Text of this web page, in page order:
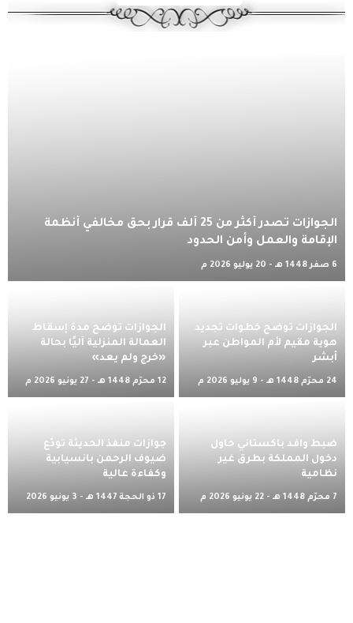
الجوازات تصدر أكثر من 25 ألف قرار بحق مخالفي أنظمة
الإقامة والعمل وأمن الحدود
6 صفر 1448 هـ - 20 يوليو 2026 م
الجوازات توضح خطوات تجديد
هوية مقيم لأم المواطن عبر
أبشر
24 محرّم 1448 هـ - 9 يوليو 2026 م
الجوازات توضح مدة إسقاط
العمالة المنزلية آليًا بحالة
«خرج ولم يعد»
12 محرّم 1448 هـ - 27 يونيو 2026 م
ضبط وافد باكستاني حاول
دخول المملكة بطرق غير
نظامية
7 محرّم 1448 هـ - 22 يونيو 2026 م
جوازات منفذ الحديثة تُودّع
ضيوف الرحمن بانسيابية
وكفاءة عالية
17 ذو الحجة 1447 هـ - 3 يونيو 2026